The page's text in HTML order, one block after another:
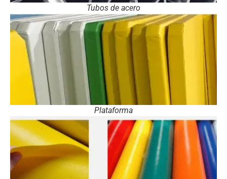
Tubos de acero
Plataforma